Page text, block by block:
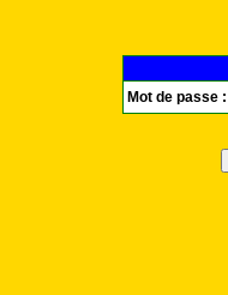
Mot de passe :